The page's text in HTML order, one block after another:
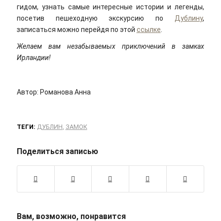
гидом, узнать самые интересные истории и легенды,
посетив пешеходную экскурсию по Дублину,
записаться можно перейдя по этой ссылке
Желаем вам незабываемых приключений в замках
Ирландии!
Автор: Романова Анна
ТЕГИ: ДУБЛИН, ЗАМОК
Поделиться записью
Вам, возможно, понравится